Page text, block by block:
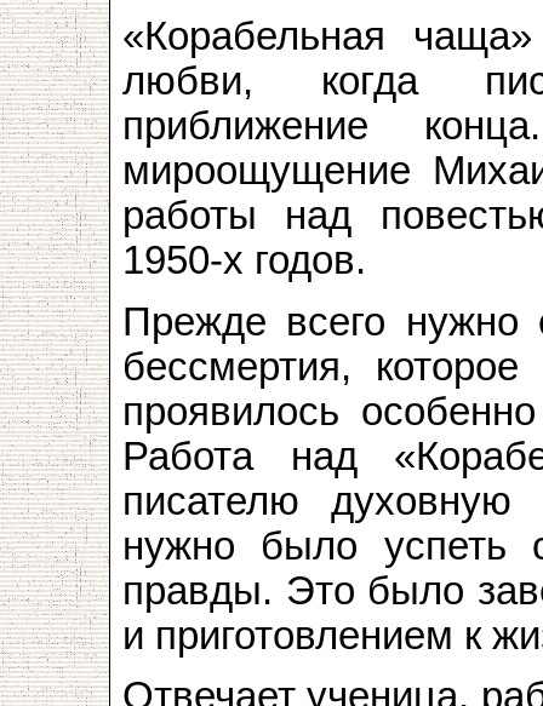
«Корабельная
любви, когда
приближение
мироощущение
работы над
1950-х годов.
Прежде всего нужно
бессмертия,
проявилось
Работа над
писателю
нужно было успеть
правды. Это было
и приготовлением к
Отвечает ученица,